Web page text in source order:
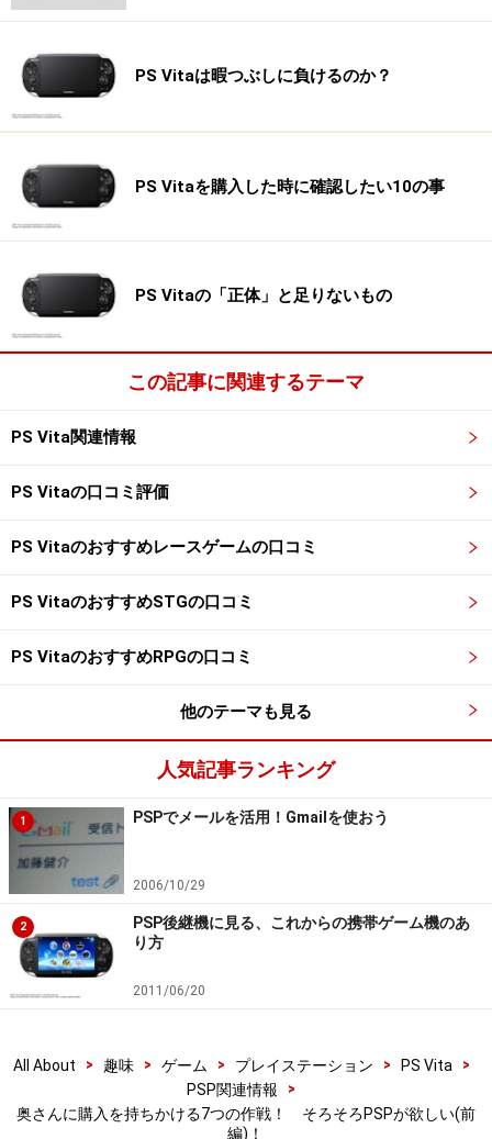
PS Vitaは暇つぶしに負けるのか？
PS Vitaを購入した時に確認したい10の事
PS Vitaの「正体」と足りないもの
この記事に関連するテーマ
PS Vita関連情報
PS Vitaの口コミ評価
PS Vitaのおすすめレースゲームの口コミ
PS VitaのおすすめSTGの口コミ
PS VitaのおすすめRPGの口コミ
他のテーマも見る
人気記事ランキング
1 PSPでメールを活用！Gmailを使おう
2006/10/29
2
PSP後継機に見る、これからの携帯ゲーム機のあ
り方
2011/06/20
All About > 趣味 > ゲーム > プレイステーション > PS Vita
>
PSP関連情報
>
奥さんに購入を持ちかける7つの作戦！ そろそろPSPが欲しい(前
編)！